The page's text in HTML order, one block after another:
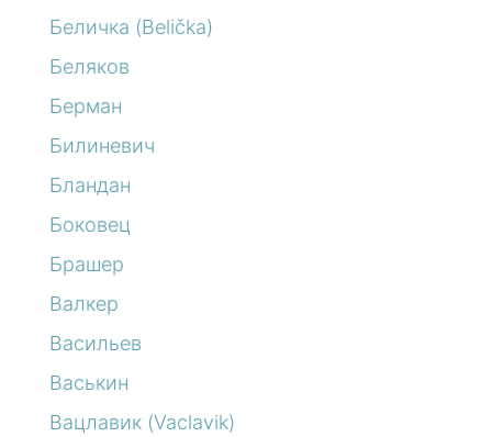
Беличка (Belička)
Беляков
Берман
Билиневич
Бландан
Боковец
Брашер
Валкер
Васильев
Васькин
Вацлавик (Vaclavik)